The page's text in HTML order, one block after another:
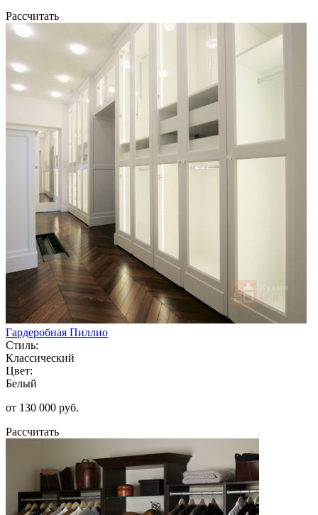
Рассчитать
Гардеробная Пиллио
Стиль:
Классический
Цвет:
Белый
от 130 000 руб.
Рассчитать